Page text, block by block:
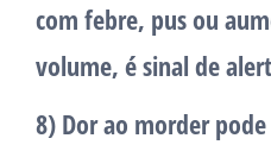
com febre, pus ou
volume, é sinal de
8) Dor ao morder pode